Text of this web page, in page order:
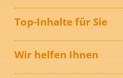
Top-Inhalte für Sie
Wir helfen Ihnen